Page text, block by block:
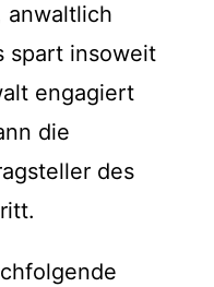
anwaltlich
spart insoweit
engagiert
die
des